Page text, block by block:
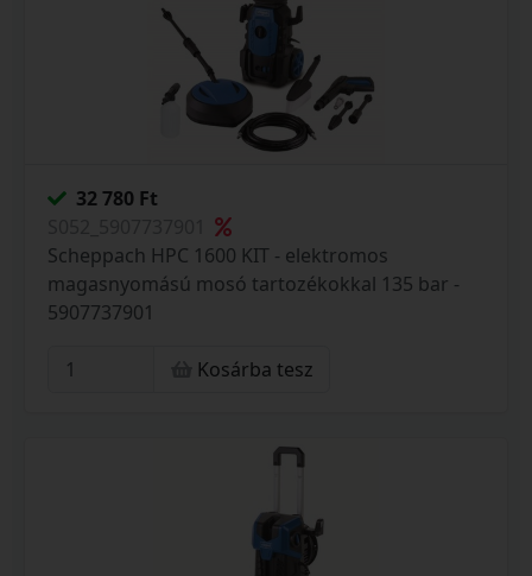
32 780 Ft
Scheppach HPC 1600 KIT - elektromos
magasnyomású mosó tartozékokkal 135 bar -
5907737901
Kosárba tesz